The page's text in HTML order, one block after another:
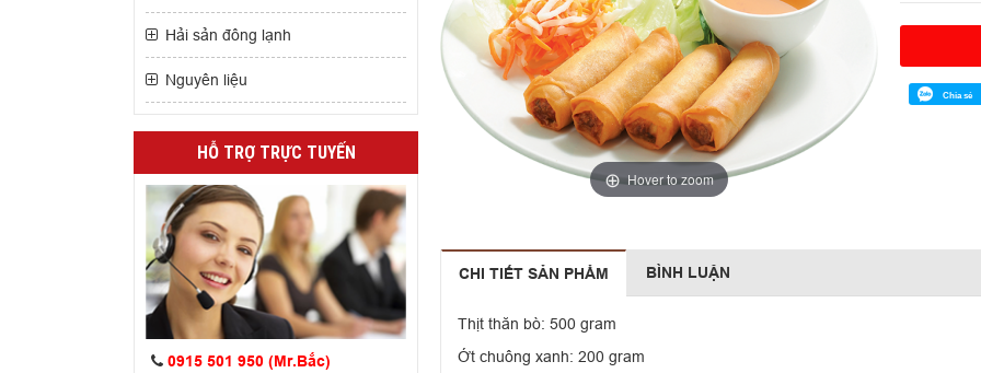
Hải sản đông lạnh
Nguyên liệu
HỖ TRỢ TRỰC TUYẾN
0915 501 950 (Mr.Bắc)
Hover to zoom
Chia sẻ
CHI TIẾT SẢN PHẨM BÌNH LUẬN
Thịt thăn bò: 500 gram
Ớt chuông xanh: 200 gram